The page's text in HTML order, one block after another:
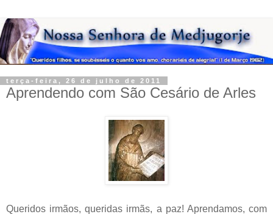
terça-feira, 26 de julho de 2011
Aprendendo com São Cesário de Arles
Queridos irmãos, queridas irmãs, a paz! Aprendamos, com